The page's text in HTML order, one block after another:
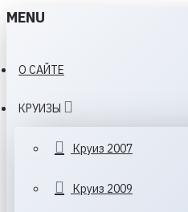
MENU
О САЙТЕ
КРУИЗЫ
Круиз 2007
Круиз 2009